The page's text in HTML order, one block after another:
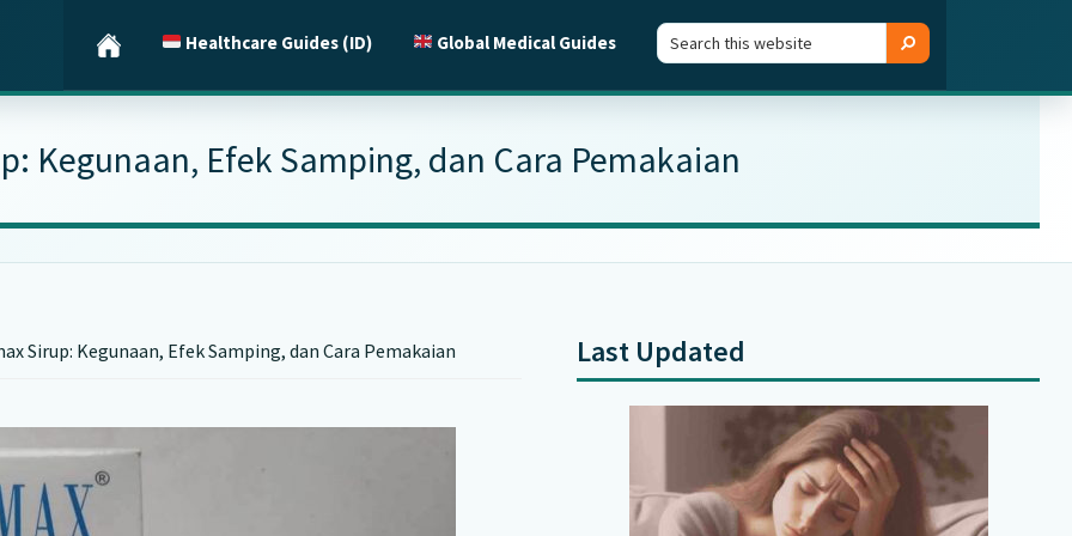
Healthcare Guides (ID) Global Medical Guides
Search
this
Search
Kegunaan, Efek Samping, dan Cara Pemakaian
Sirup: Kegunaan, Efek Samping, dan Cara Pemakaian
Primary
Sidebar
Last Updated